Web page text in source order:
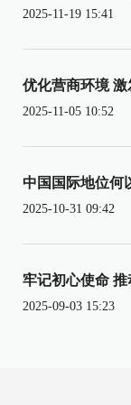
2025-11-19 15:41
优化营商环境
2025-11-05 10:52
中国国际地位何
2025-10-31 09:42
牢记初心使命
2025-09-03 15:23